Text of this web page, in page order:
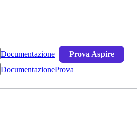
Documentazione Prova Aspire
DocumentazioneProva